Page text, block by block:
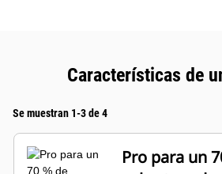
Características de
Se muestran 1-3 de 4
Pro para un